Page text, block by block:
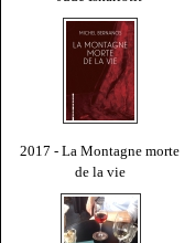
2017 - La Montagne morte
de la vie